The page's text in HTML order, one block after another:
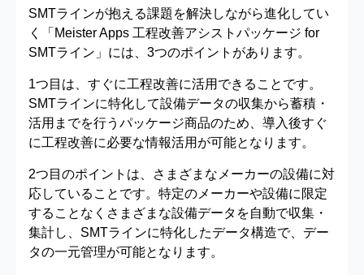
SMTラインが抱える課題を解決しながら進化してい
く「Meister Apps 工程改善アシストパッケージ for
SMTライン」には、3つのポイントがあります。
1つ目は、すぐに工程改善に活用できることです。
SMTラインに特化して設備データの収集から蓄積・
活用までを行うパッケージ商品のため、導入後すぐ
に工程改善に必要な情報活用が可能となります。
2つ目のポイントは、さまざまなメーカーの設備に対
応していることです。特定のメーカーや設備に限定
することなくさまざまな設備データを自動で収集・
集計し、SMTラインに特化したデータ構造で、デー
タの一元管理が可能となります。